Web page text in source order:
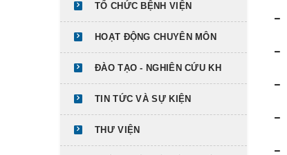
TỔ CHỨC BỆNH VIỆN
HOẠT ĐỘNG CHUYÊN MÔN
ĐÀO TẠO - NGHIÊN CỨU KH
TIN TỨC VÀ SỰ KIỆN
THƯ VIỆN